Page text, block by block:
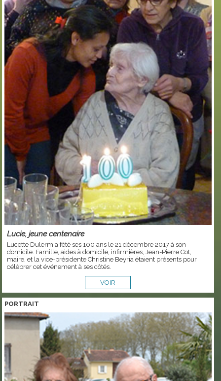
Lucie, jeune centenaire
Lucette Dulerm a fêté ses 100 ans le 21 décembre 2017 à son
domicile. Famille, aides à domicile, infirmières, Jean-Pierre Cot,
maire, et la vice-présidente Christine Beyria étaient présents pour
célébrer cet événement à ses côtés.
VOIR
PORTRAIT